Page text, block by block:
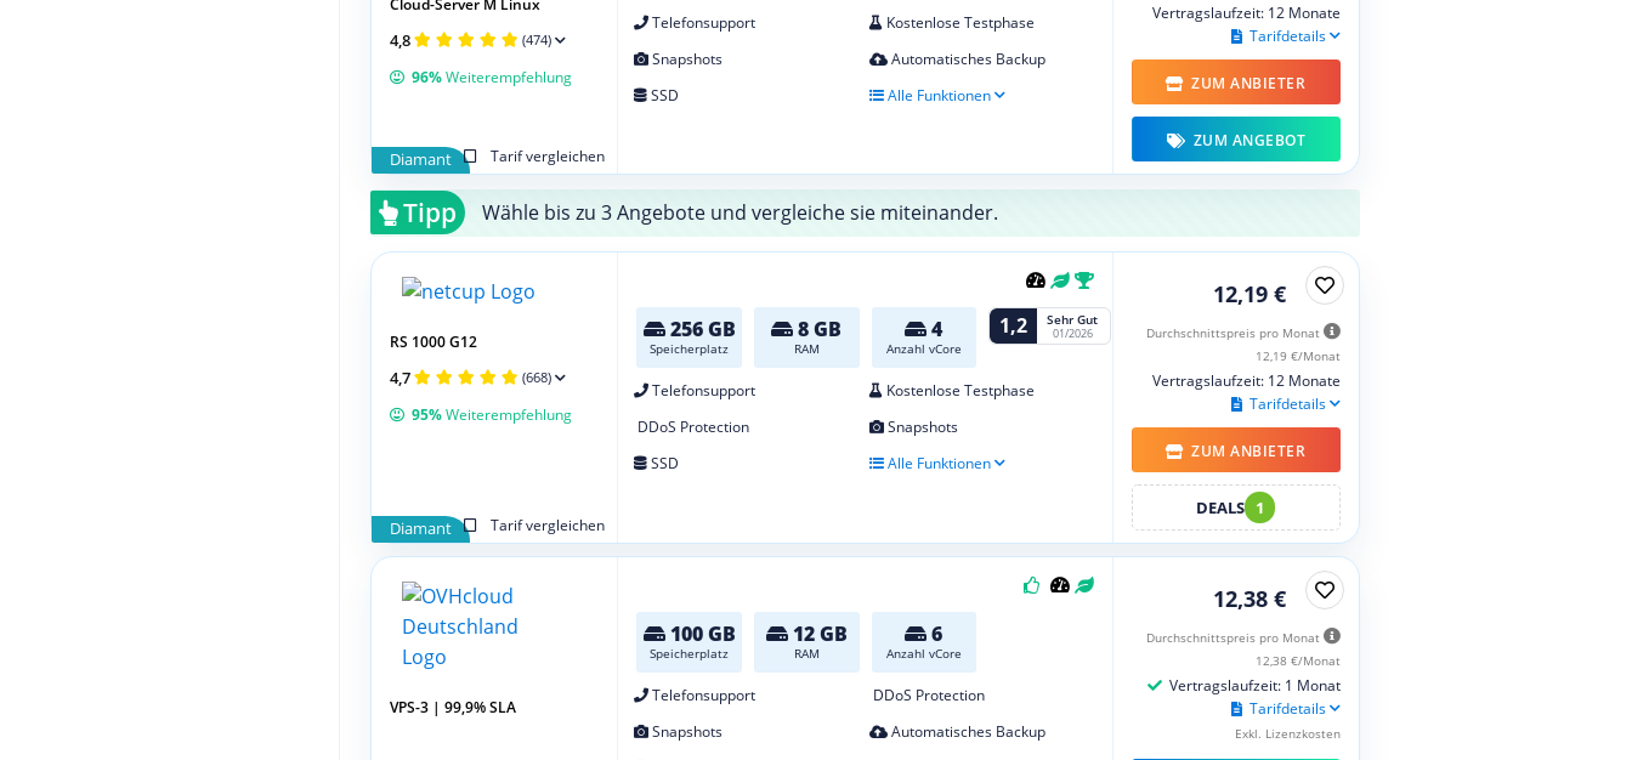
Telefonsupport
Kostenlose Testphase
Snapshots
Automatisches Backup
SSD
Alle Funktionen
Diamant Tarif vergleichen
4,8 (474)
96%Weiterempfehlung
Vertragslaufzeit: 12 Monate
Tarifdetails
ZUM ANBIETER
ZUM ANGEBOT
Tipp Wähle bis zu 3 Angebote und vergleiche sie miteinander.
256 GB
Speicherplatz
8 GB
RAM
4
Anzahl vCore
1,2 Sehr Gut
01/2026
Telefonsupport
Kostenlose Testphase
DDoS Protection
Snapshots
SSD
Alle Funktionen
Diamant Tarif vergleichen
RS 1000 G12
4,7 (668)
95%Weiterempfehlung
12,19 €
Durchschnittspreis pro Monat
12,19 €/Monat
Vertragslaufzeit: 12 Monate
Tarifdetails
ZUM ANBIETER
DEALS 1
100 GB
Speicherplatz
12 GB
RAM
6
Anzahl vCore
Telefonsupport
DDoS Protection
Snapshots
Automatisches Backup
VPS-3 | 99,9% SLA
12,38 €
Durchschnittspreis pro Monat
12,38 €/Monat
Vertragslaufzeit: 1 Monat
Tarifdetails
Exkl. Lizenzkosten